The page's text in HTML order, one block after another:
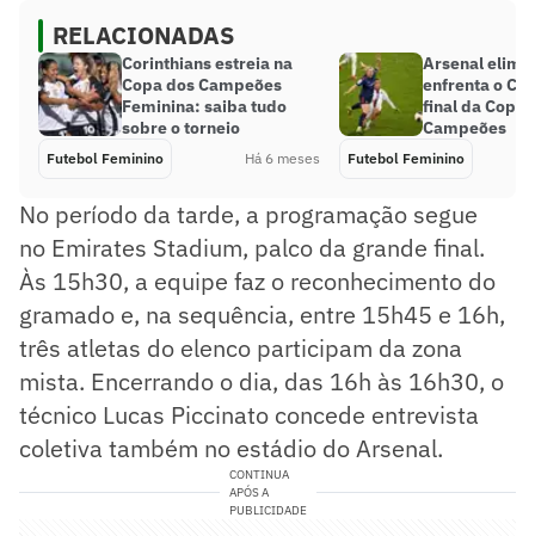
RELACIONADAS
Corinthians estreia na
Copa dos Campeões
Feminina: saiba tudo
sobre o torneio
Futebol Feminino Há 6 meses
Arsenal
enfrenta o
final da Copa
Campeões
Futebol Feminino
No período da tarde, a programação segue
no Emirates Stadium, palco da grande final.
Às 15h30, a equipe faz o reconhecimento do
gramado e, na sequência, entre 15h45 e 16h,
três atletas do elenco participam da zona
mista. Encerrando o dia, das 16h às 16h30, o
técnico Lucas Piccinato concede entrevista
coletiva também no estádio do Arsenal.
CONTINUA
APÓS A
PUBLICIDADE